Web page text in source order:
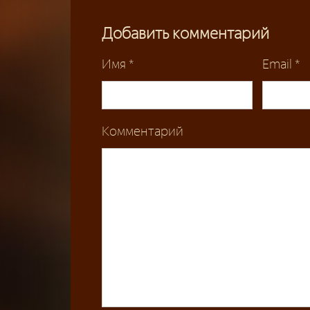
Добавить комментарий
Имя * Email *
Комментарий